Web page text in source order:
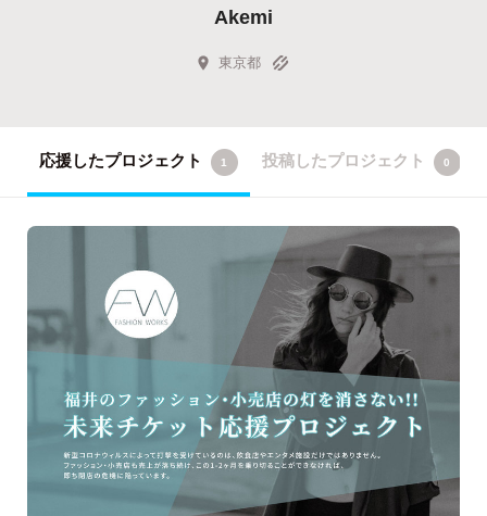
Akemi
東京都
応援したプロジェクト 1 投稿したプロジェクト 0